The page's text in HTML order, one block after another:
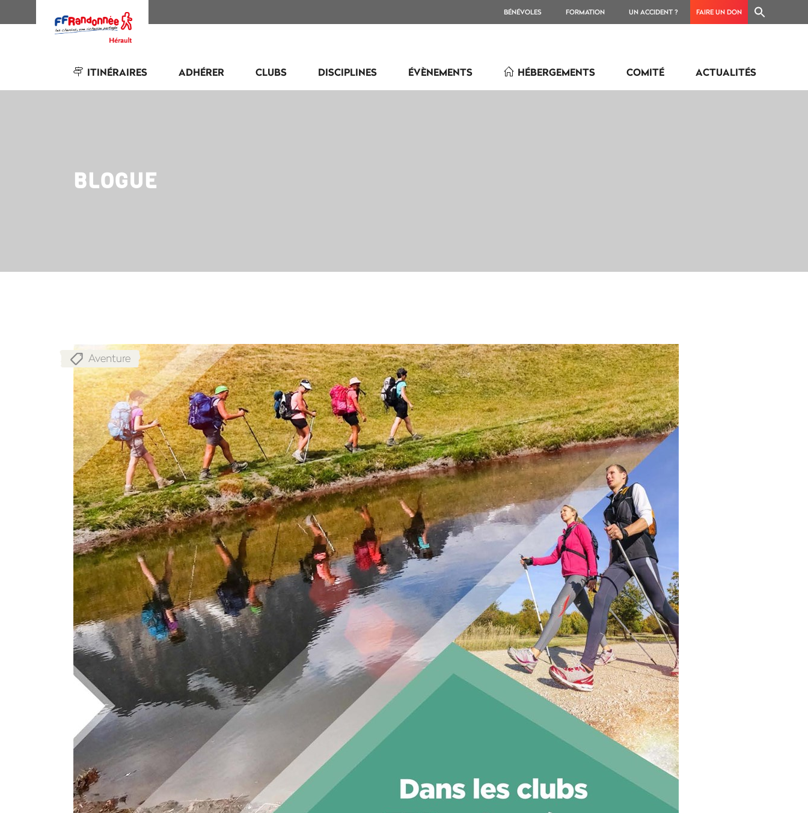
BÉNÉVOLES FORMATION UN ACCIDENT ? FAIRE UN DON
ITINÉRAIRES ADHÉRER CLUBS DISCIPLINES ÉVÈNEMENTS HÉBERGEMENTS COMITÉ ACTUALITÉS
BLOGUE
Aventure